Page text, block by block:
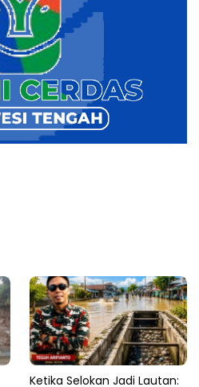
Ketika Selokan Jadi Lautan: